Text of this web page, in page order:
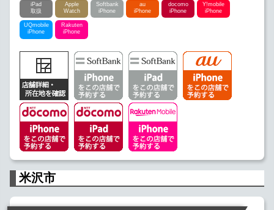
iPad
取扱
Apple
Watch
Softbank
iPhone
au
iPhone
docomo
iPhone
Y!mobile
iPhone
UQmobile
iPhone
Rakuten
iPhone
米沢市